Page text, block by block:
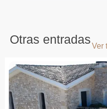
Otras entradasVer